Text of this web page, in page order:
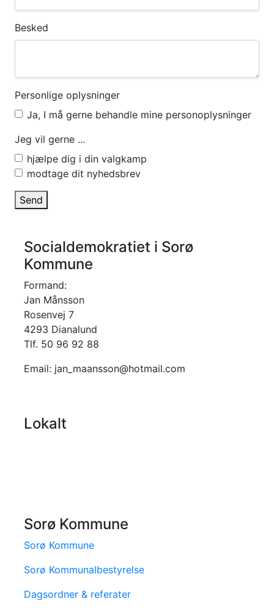
Besked
Personlige oplysninger
Ja, I må gerne behandle mine personoplysninger
Jeg vil gerne ...
hjælpe dig i din valgkamp
modtage dit nyhedsbrev
Send
Socialdemokratiet i Sorø
Kommune
Formand:
Jan Månsson
Rosenvej 7
4293 Dianalund
Tlf. 50 96 92 88
Email: jan_maansson@hotmail.com
Lokalt
Sorø Kommune
Sorø Kommune
Sorø Kommunalbestyrelse
Dagsordner & referater